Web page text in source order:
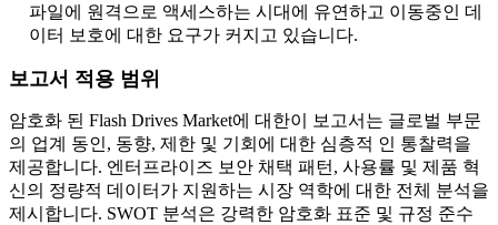
파일에 원격으로 액세스하는 시대에 유연하고 이동중인 데
이터 보호에 대한 요구가 커지고 있습니다.
보고서 적용 범위
암호화 된 Flash Drives Market에 대한이 보고서는 글로벌 부문
의 업계 동인, 동향, 제한 및 기회에 대한 심층적 인 통찰력을
제공합니다. 엔터프라이즈 보안 채택 패턴, 사용률 및 제품 혁
신의 정량적 데이터가 지원하는 시장 역학에 대한 전체 분석을
제시합니다. SWOT 분석은 강력한 암호화 표준 및 규정 준수